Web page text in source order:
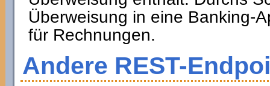
Überweisung in eine Banking-
für Rechnungen.
Andere REST-